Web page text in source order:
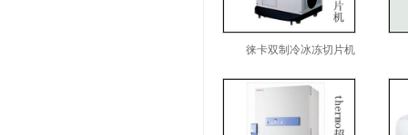
徕卡双制冷冰冻切片机